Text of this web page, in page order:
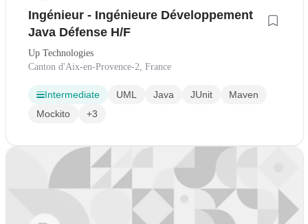
Ingénieur - Ingénieure Développement
Java Défense H/F
Up Technologies
Canton d'Aix-en-Provence-2, France
Intermediate UML Java JUnit
Maven
Mockito
+3